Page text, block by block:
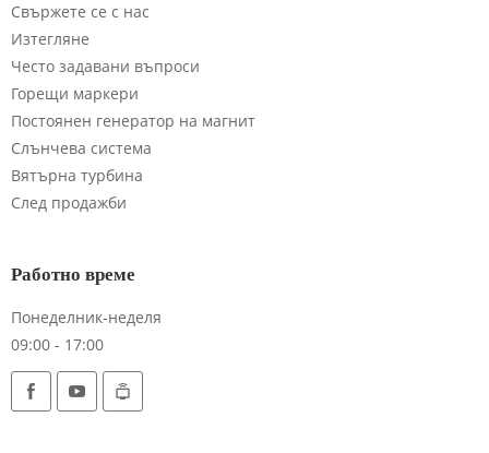
Свържете се с нас
Изтегляне
Често задавани въпроси
Горещи маркери
Постоянен генератор на магнит
Слънчева система
Вятърна турбина
След продажби
Работно време
Понеделник-неделя
09:00 - 17:00